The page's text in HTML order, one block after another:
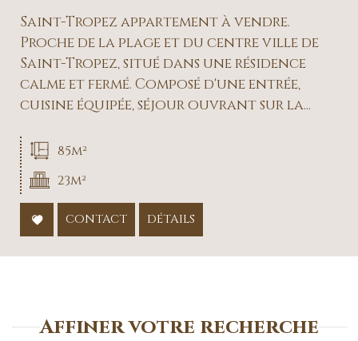
Saint-Tropez appartement à vendre.
Proche de la plage et du centre ville de
Saint-Tropez, situé dans une résidence
calme et fermé. Composé d'une entrée,
cuisine équipée, séjour ouvrant sur la...
85m²
23m²
CONTACT DÉTAILS
Affiner votre recherche